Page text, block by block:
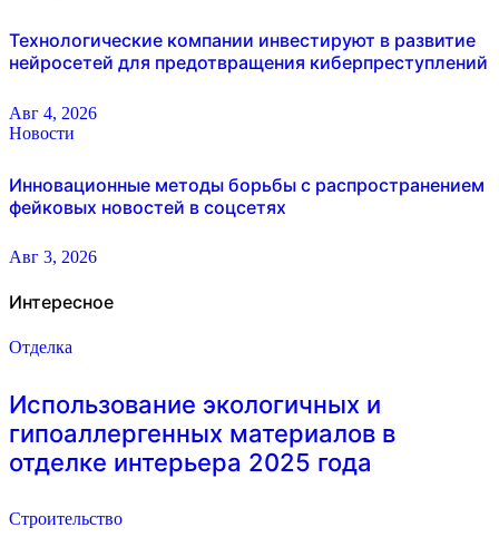
Технологические компании инвестируют в развитие
нейросетей для предотвращения киберпреступлений
Авг 4, 2026
Новости
Инновационные методы борьбы с распространением
фейковых новостей в соцсетях
Авг 3, 2026
Интересное
Отделка
Использование экологичных и
гипоаллергенных материалов в
отделке интерьера 2025 года
Строительство